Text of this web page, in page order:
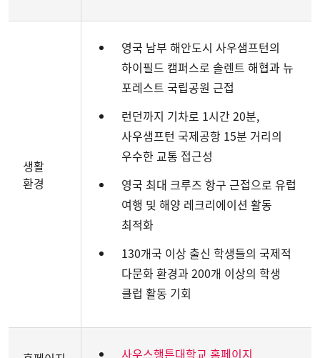
생활
환경
영국 남부 해안도시 사우샘프턴의
하이필드 캠퍼스로 솔렌트 해협과 뉴
포레스트 국립공원 근접
런던까지 기차로 1시간 20분,
사우샘프턴 국제공항 15분 거리의
우수한 교통 접근성
영국 최대 크루즈 항구 근접으로 유럽
여행 및 해양 레크리에이션 활동
최적화
130개국 이상 출신 학생들의 국제적
다문화 환경과 200개 이상의 학생
클럽 활동 기회
사우스햄튼대학교 홈페이지